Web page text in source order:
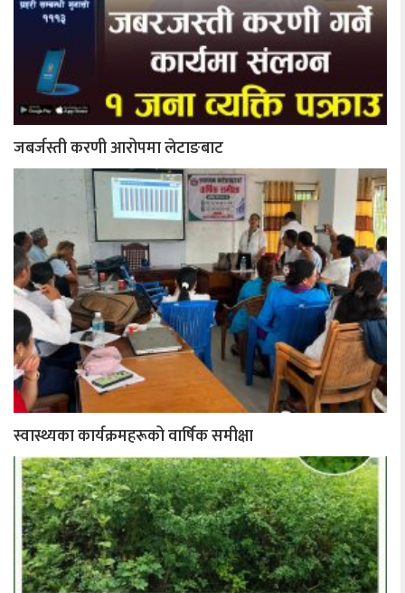
जबर्जस्ती करणी आरोपमा लेटाङबाट
स्वास्थ्यका कार्यक्रमहरूको वार्षिक समीक्षा